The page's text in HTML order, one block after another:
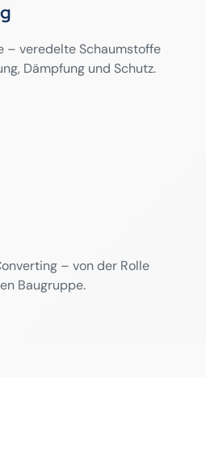
– veredelte Schaumstoffe
Dämpfung und Schutz.
– von der Rolle
Baugruppe.